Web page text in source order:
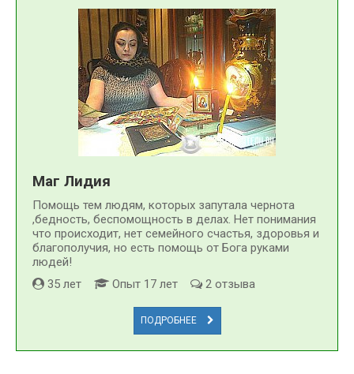
Маг Лидия
Помощь тем людям, которых запутала чернота
,бедность, беспомощность в делах. Нет понимания
что происходит, нет семейного счастья, здоровья и
благополучия, но есть помощь от Бога руками
людей!
35 лет
Опыт 17 лет 2 отзыва
ПОДРОБНЕЕ